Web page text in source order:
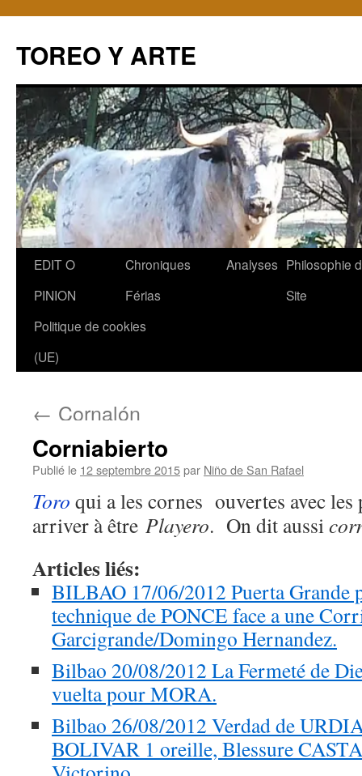
TOREO Y ARTE
Aller
contenu
EDIT O
PINION
Chroniques
Férias
Analyses Philosophie
Site
Politique de cookies
(UE)
← Cornalón
Corniabierto
Publié le 12 septembre 2015par Niño de San Rafael
Toro qui a les cornes ouvertes avec les
arriver à être Playero. On dit aussi
Articles liés:
BILBAO 17/06/2012 Puerta Grande
technique de PONCE face a une
Garcigrande/Domingo Hernandez.
Bilbao 20/08/2012 La Fermeté de
vuelta pour MORA.
Bilbao 26/08/2012 Verdad de
BOLIVAR 1 oreille, Blessure